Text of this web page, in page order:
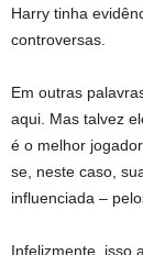
Harry tinha
controversas.
Em outras
aqui. Mas talvez
é o melhor
se, neste caso,
influenciada –
Infelizmente, isso